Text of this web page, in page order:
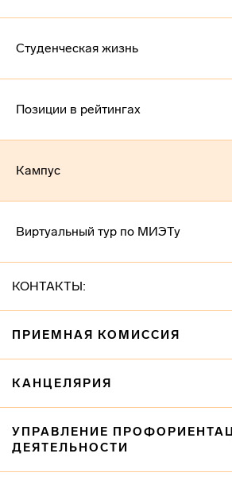
Студенческая жизнь
Позиции в рейтингах
Кампус
Виртуальный тур по МИЭТу
КОНТАКТЫ:
ПРИЕМНАЯ КОМИССИЯ
КАНЦЕЛЯРИЯ
УПРАВЛЕНИЕ
ДЕЯТЕЛЬНОСТИ